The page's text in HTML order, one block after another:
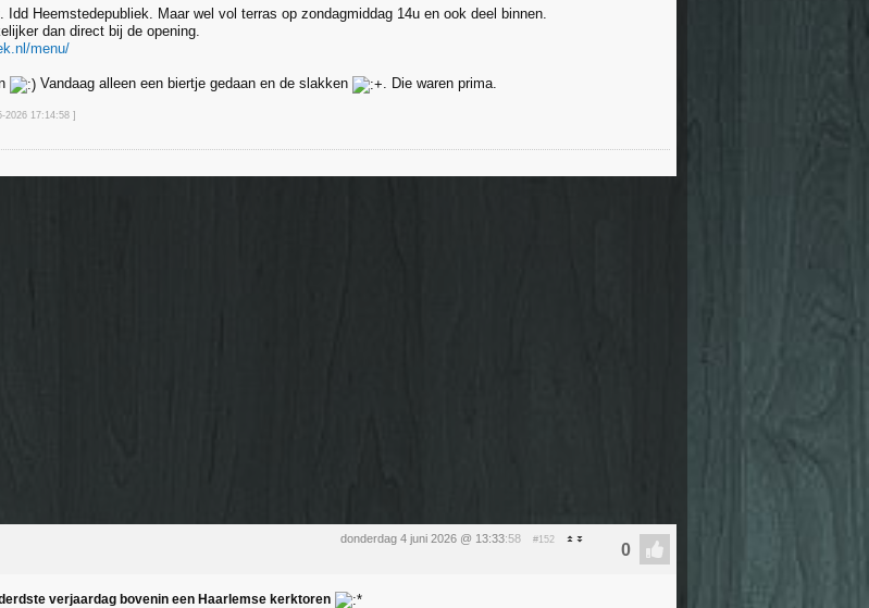
Idd Heemstedepubliek. Maar wel vol terras op zondagmiddag 14u en ook deel binnen.
dan direct bij de opening.
menu/
Vandaag alleen een biertje gedaan en de slakken . Die waren prima.
2026 17:14:58 ]
donderdag 4 juni 2026 @ 13:33:58 #152
verjaardag bovenin een Haarlemse kerktoren